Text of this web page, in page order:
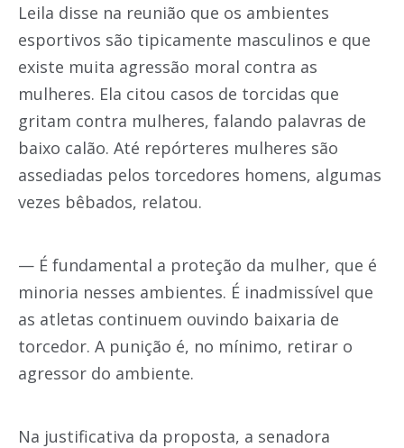
Leila disse na reunião que os ambientes
esportivos são tipicamente masculinos e que
existe muita agressão moral contra as
mulheres. Ela citou casos de torcidas que
gritam contra mulheres, falando palavras de
baixo calão. Até repórteres mulheres são
assediadas pelos torcedores homens, algumas
vezes bêbados, relatou.
— É fundamental a proteção da mulher, que é
minoria nesses ambientes. É inadmissível que
as atletas continuem ouvindo baixaria de
torcedor. A punição é, no mínimo, retirar o
agressor do ambiente.
Na justificativa da proposta, a senadora